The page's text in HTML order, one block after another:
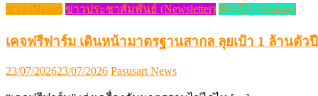
ข่าว (News) ข่าวประชาสัมพันธ์ (Newsletter) สัตว์ปีก (Poultry)
เคจฟรีฟาร์ม เดินหน้ามาตรฐานสากล ลุยเป้า 1 ล้านตัว
Posted
23/07/202623/07/2026 Author
Pasusart News